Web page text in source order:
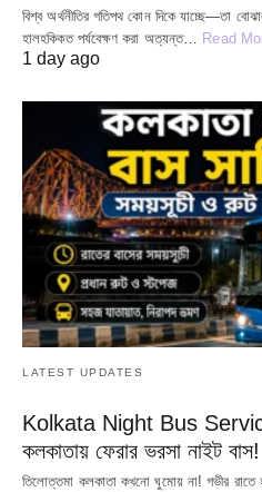
বিশ্ব অর্থনীতির গতিপথ কোন দিকে যাচ্ছে—তা
হালহকিকত পর্যবেক্ষণ করা অত্যন্ত… Read
1 day ago
LATEST UPDATES
Kolkata Night Bus
কলকাতায় ফেরার ভরসা নাইট
তিলোত্তমা কলকাতা কখনো ঘুমোয় না! গভীর রাতে